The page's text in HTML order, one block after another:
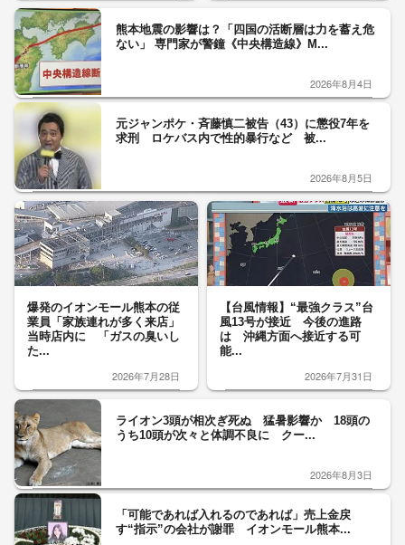
熊本地震の影響は？「四国の活断層は力を蓄え危
ない」 専門家が警鐘《中央構造線》M...
2026年8月4日
元ジャンポケ・斉藤慎二被告（43）に懲役7年を
求刑 ロケバス内で性的暴行など 被...
2026年8月5日
爆発のイオンモール熊本の従
業員「家族連れが多く来店」
当時店内に 「ガスの臭いし
た...
2026年7月28日
【台風情報】“最強クラス”台
風13号が接近 今後の進路
は 沖縄方面へ接近する可
能...
2026年7月31日
ライオン3頭が相次ぎ死ぬ 猛暑影響か 18頭の
うち10頭が次々と体調不良に クー...
2026年8月3日
「可能であれば入れるのであれば」売上金戻
す“指示”の会社が謝罪 イオンモール熊本...